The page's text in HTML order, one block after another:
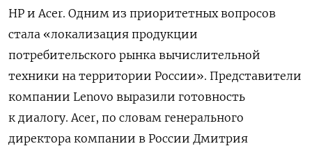
HP и Acer. Одним из приоритетных вопросов
стала «локализация продукции
потребительского рынка вычислительной
техники на территории России». Представители
компании Lenovo выразили готовность
к диалогу. Acer, по словам генерального
директора компании в России Дмитрия